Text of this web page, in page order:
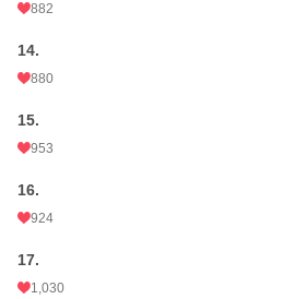
882
14.
880
15.
953
16.
924
17.
1,030